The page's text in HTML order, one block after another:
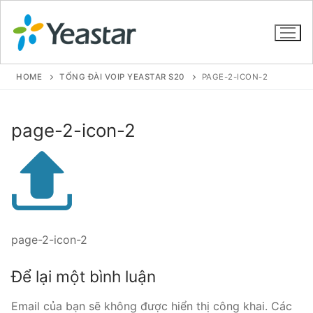
GIỚI THIỆU
SẢN PHẨM
Tổng đài VoIP Yeastar S412
Tổng đài VoIP Yeastar S20
Tổng đài VoIP Yeastar S50
Tổng đài VoIP Yeastar S100
HOME TỔNG ĐÀI VOIP YEASTAR S20 PAGE-2-ICON-2
page-2-icon-2
page-2-icon-2
Để lại một bình luận
Email của bạn sẽ không được hiển thị công khai. Các